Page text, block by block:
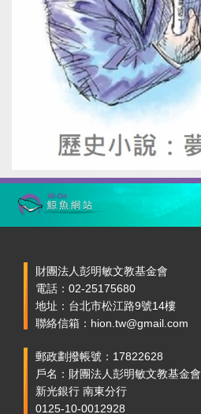
財團法人彭明敏文教基金會
電話：02-25175680
地址：台北市松江路9號14樓
聯絡信箱：hion.tw@gmail.com
郵政劃撥帳號：17822628
戶名：財團法人彭明敏文教基金會
新光銀行 南東分行
0125-10-0012928